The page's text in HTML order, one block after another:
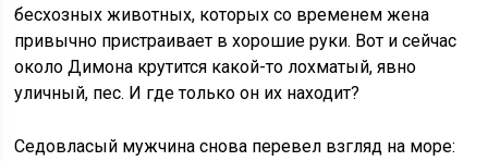
бесхозных животных, которых со временем жена
привычно пристраивает в хорошие руки. Вот и сейчас
около Димона крутится какой-то лохматый, явно
уличный, пес. И где только он их находит?
Седовласый мужчина снова перевел взгляд на море: